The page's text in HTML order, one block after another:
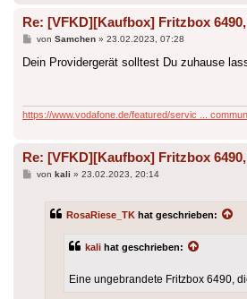
Re: [VFKD][Kaufbox] Fritzbox
Beitrag
von Samchen» 23.02.2023, 07:28
Dein Providergerät solltest Du zuhause
https://www.vodafone.de/featured/servic ...
Re: [VFKD][Kaufbox] Fritzbox
Beitrag
von kali » 23.02.2023, 20:14
RosaRiese_TK hat geschrieben:
kali hat geschrieben:
Eine ungebrandete Fritzbox 6490,